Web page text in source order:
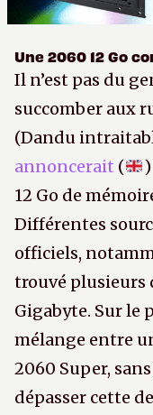
Une 2060 12 Go
Il n’est pas du
succomber aux
(Dandu
annoncerait (
12 Go de
Différentes
officiels,
trouvé plusieurs
Gigabyte. Sur le
mélange entre
2060 Super,
dépasser cette